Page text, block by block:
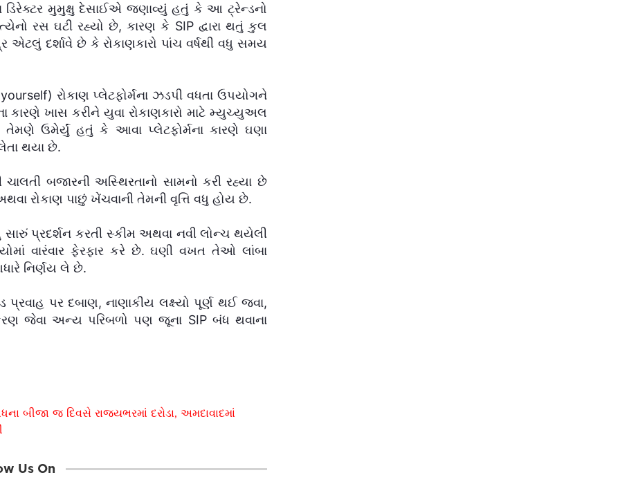
ડિરેક્ટર મુમુક્ષુ દેસાઈએ જણાવ્યું હતું કે આ ટ્રેન્ડનો
રસ ઘટી રહ્યો છે, કારણ કે SIP દ્વારા થતું કુલ
દર્શાવે છે કે રોકાણકારો પાંચ વર્ષથી વધુ સમય
રોકાણ પ્લેટફોર્મના ઝડપી વધતા ઉપયોગને
ખાસ કરીને યુવા રોકાણકારો માટે મ્યુચ્યુઅલ
ઉમેર્યું હતું કે આવા પ્લેટફોર્મના કારણે ઘણા
લેતા થયા છે.
બજારની અસ્થિરતાનો સામનો કરી રહ્યા છે
રોકાણ પાછું ખેંચવાની તેમની વૃત્તિ વધુ હોય છે.
પ્રદર્શન કરતી સ્કીમ અથવા નવી લોન્ચ થયેલી
વારંવાર ફેરફાર કરે છે. ઘણી વખત તેઓ લાંબા
નિર્ણય લે છે.
પર દબાણ, નાણાકીય લક્ષ્યો પૂર્ણ થઈ જવા,
જેવા અન્ય પરિબળો પણ જૂના SIP બંધ થવાના
બીજા જ દિવસે રાજ્યભરમાં દરોડા, અમદાવાદમાં
Us On